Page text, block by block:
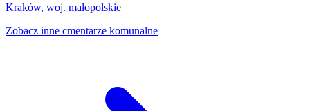
Kraków, woj. małopolskie
Zobacz inne cmentarze komunalne